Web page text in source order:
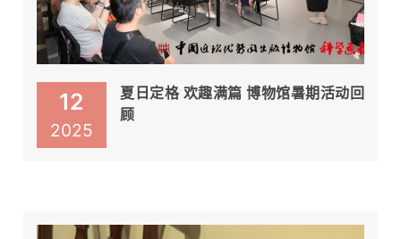
12
2025
夏日定格 欢趣满篇 博物馆暑期活动回
顾